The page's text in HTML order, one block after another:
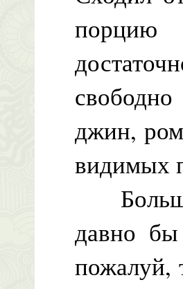
порцию
джин,
видимых
давно
пожалуй,